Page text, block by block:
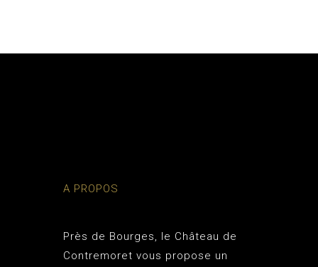
A PROPOS
Près de Bourges, le Château de
Contremoret vous propose un